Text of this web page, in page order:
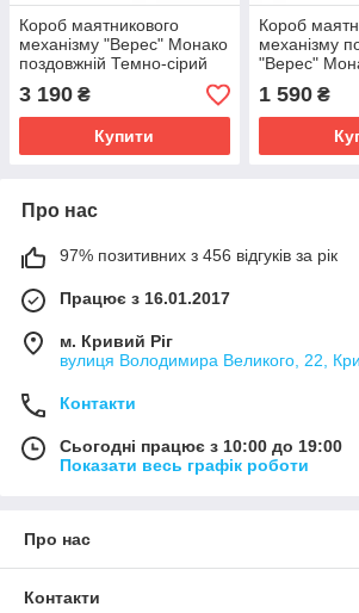
Короб маятникового
механізму "Верес" Монако
поздовжній Темно-сірий
3 190 ₴
Купити
Короб
механізму
"Верес"
білий
1 590₴
Про нас
97% позитивних з 456 відгуків за рік
Працює з 16.01.2017
м. Кривий Ріг
вулиця Володимира Великого, 22,
Контакти
Сьогодні працює з 10:00 до 19:00
Показати весь графік роботи
Про нас
Контакти